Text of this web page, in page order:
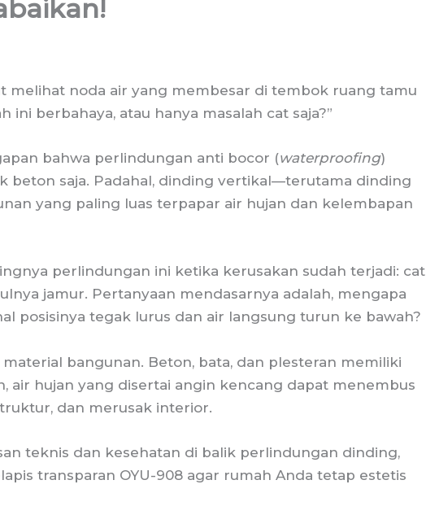
melihat noda air yang membesar di tembok ruang tamu
ini berbahaya, atau hanya masalah cat saja?”
bahwa perlindungan anti bocor (waterproofing)
beton saja. Padahal, dinding vertikal—terutama dinding
yang paling luas terpapar air hujan dan kelembapan
perlindungan ini ketika kerusakan sudah terjadi: cat
jamur. Pertanyaan mendasarnya adalah, mengapa
posisinya tegak lurus dan air langsung turun ke bawah?
bangunan. Beton, bata, dan plesteran memiliki
air hujan yang disertai angin kencang dapat menembus
dan merusak interior.
teknis dan kesehatan di balik perlindungan dinding,
transparan OYU-908 agar rumah Anda tetap estetis